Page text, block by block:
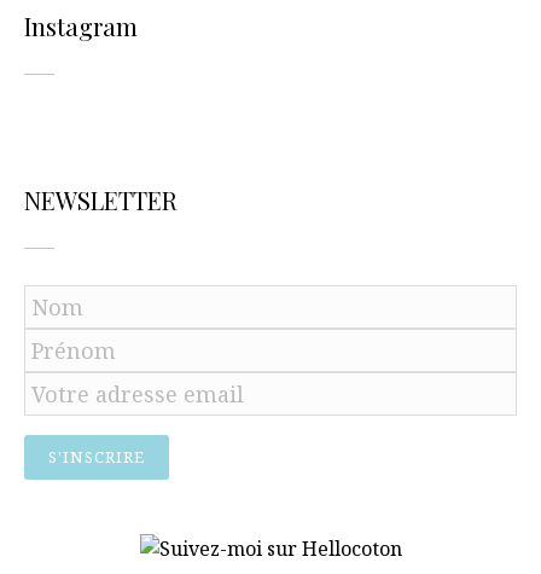
Instagram
NEWSLETTER